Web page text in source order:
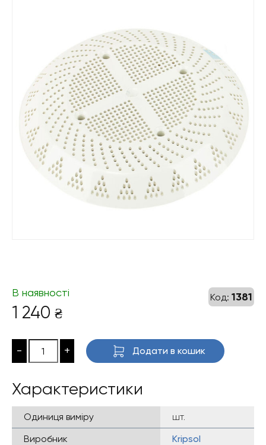
Код: 1381
В наявності
1 240 ₴
- + Додати в кошик
Характеристики
Одиниця виміру
шт.
Виробник
Kripsol